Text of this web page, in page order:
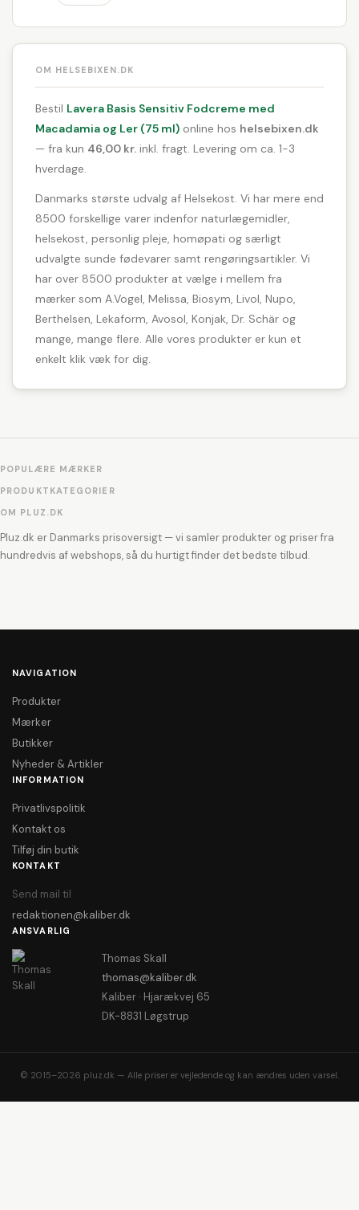
OM HELSEBIXEN.DK
Bestil Lavera Basis Sensitiv Fodcreme med
Macadamia og Ler (75 ml) online hos helsebixen.dk
— fra kun 46,00 kr. inkl. fragt. Levering om ca. 1-3
hverdage.
Danmarks største udvalg af Helsekost. Vi har mere end
8500 forskellige varer indenfor naturlægemidler,
helsekost, personlig pleje, homøpati og særligt
udvalgte sunde fødevarer samt rengøringsartikler. Vi
har over 8500 produkter at vælge i mellem fra
mærker som A.Vogel, Melissa, Biosym, Livol, Nupo,
Berthelsen, Lekaform, Avosol, Konjak, Dr. Schär og
mange, mange flere. Alle vores produkter er kun et
enkelt klik væk for dig.
POPULÆRE MÆRKER
PRODUKTKATEGORIER
OM PLUZ.DK
Pluz.dk er Danmarks prisoversigt — vi samler produkter og priser fra
hundredvis af webshops, så du hurtigt finder det bedste tilbud.
NAVIGATION
Produkter
Mærker
Butikker
Nyheder & Artikler
INFORMATION
Privatlivspolitik
Kontakt os
Tilføj din butik
KONTAKT
Send mail til
redaktionen@kaliber.dk
ANSVARLIG
Thomas Skall
thomas@kaliber.dk
Kaliber · Hjarækvej 65
DK-8831 Løgstrup
© 2015–2026 pluz.dk — Alle priser er vejledende og kan ændres uden varsel.